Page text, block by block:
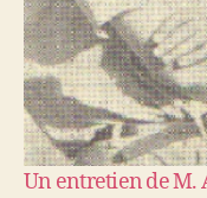
Un entretien de M.